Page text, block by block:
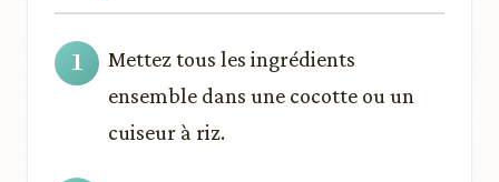
Mettez tous les ingrédients
ensemble dans une cocotte ou un
cuiseur à riz.